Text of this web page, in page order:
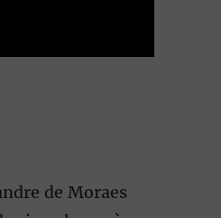
de Moraes